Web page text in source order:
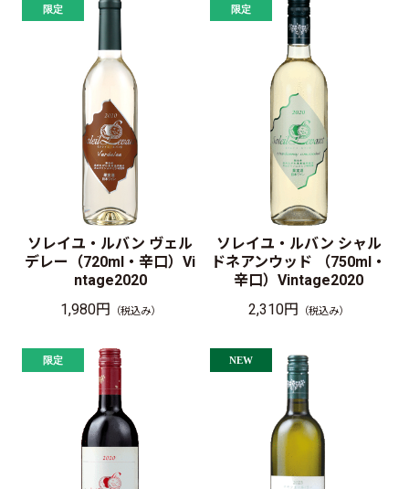
ソレイユ・ルバン ヴェル
デレー（720ml・辛口）Vi
ntage2020
1,980円 （税込み）
ソレイユ・ルバン シャル
ドネアンウッド （750ml・
辛口）Vintage2020
2,310円 （税込み）